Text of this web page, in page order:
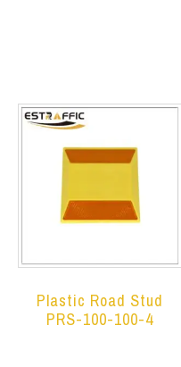
Plastic Road Stud
PRS-100-100-4